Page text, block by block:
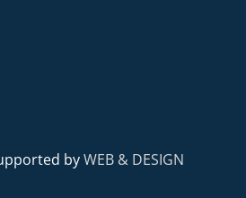
byWEB & DESIGN